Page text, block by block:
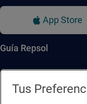
App Store
Guía Repsol
Comer
ViajarTus